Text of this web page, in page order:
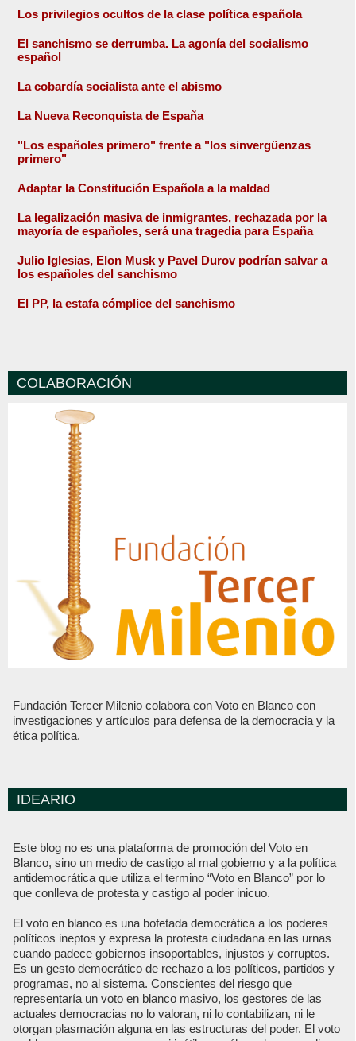
Los privilegios ocultos de la clase política española
El sanchismo se derrumba. La agonía del socialismo
español
La cobardía socialista ante el abismo
La Nueva Reconquista de España
"Los españoles primero" frente a "los sinvergüenzas
primero"
Adaptar la Constitución Española a la maldad
La legalización masiva de inmigrantes, rechazada por la
mayoría de españoles, será una tragedia para España
Julio Iglesias, Elon Musk y Pavel Durov podrían salvar a
los españoles del sanchismo
El PP, la estafa cómplice del sanchismo
COLABORACIÓN
Fundación Tercer Milenio colabora con Voto en Blanco con
investigaciones y artículos para defensa de la democracia y la
ética política.
IDEARIO
Este blog no es una plataforma de promoción del Voto en
Blanco, sino un medio de castigo al mal gobierno y a la política
antidemocrática que utiliza el termino “Voto en Blanco” por lo
que conlleva de protesta y castigo al poder inicuo.
El voto en blanco es una bofetada democrática a los poderes
políticos ineptos y expresa la protesta ciudadana en las urnas
cuando padece gobiernos insoportables, injustos y corruptos.
Es un gesto democrático de rechazo a los políticos, partidos y
programas, no al sistema. Conscientes del riesgo que
representaría un voto en blanco masivo, los gestores de las
actuales democracias no lo valoran, ni lo contabilizan, ni le
otorgan plasmación alguna en las estructuras del poder. El voto